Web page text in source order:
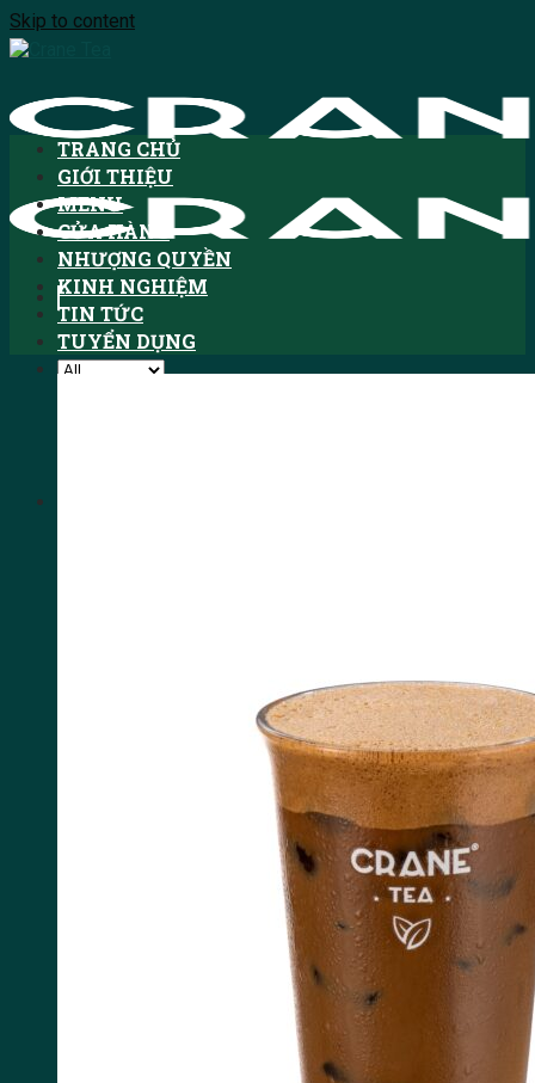
Skip to content
TRANG CHỦ
GIỚI THIỆU
MENU
CỬA HÀNG
NHƯỢNG QUYỀN
KINH NGHIỆM
TIN TỨC
TUYỂN DỤNG